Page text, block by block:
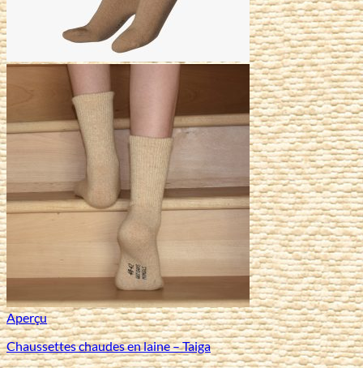
Aperçu
Chaussettes chaudes en laine – Taiga